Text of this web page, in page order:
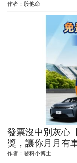
作者： 股他命
發票沒中別灰心
獎，讓你月月有
作者： 發科小博士